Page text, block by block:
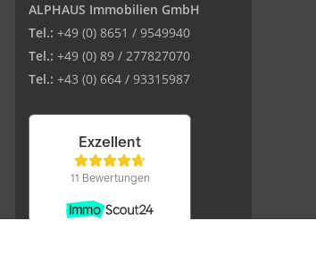
ALPHAUS Immobilien GmbH
Tel.: +49 (0) 8651 / 9549940
Tel.: +49 (0) 89 / 277827070
Tel.: +43 (0) 664 / 93315987